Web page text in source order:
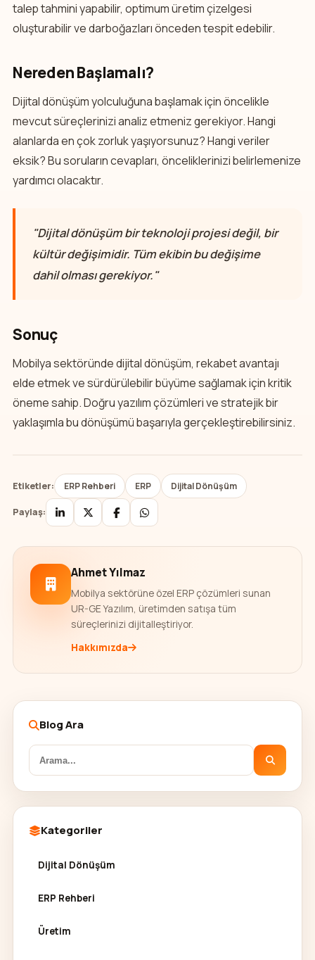
talep tahmini yapabilir, optimum üretim çizelgesi
oluşturabilir ve darboğazları önceden tespit edebilir.
Nereden Başlamalı?
Dijital dönüşüm yolculuğuna başlamak için öncelikle
mevcut süreçlerinizi analiz etmeniz gerekiyor. Hangi
alanlarda en çok zorluk yaşıyorsunuz? Hangi veriler
eksik? Bu soruların cevapları, önceliklerinizi belirlemenize
yardımcı olacaktır.
"Dijital dönüşüm bir teknoloji projesi değil, bir
kültür değişimidir. Tüm ekibin bu değişime
dahil olması gerekiyor."
Sonuç
Mobilya sektöründe dijital dönüşüm, rekabet avantajı
elde etmek ve sürdürülebilir büyüme sağlamak için kritik
öneme sahip. Doğru yazılım çözümleri ve stratejik bir
yaklaşımla bu dönüşümü başarıyla gerçekleştirebilirsiniz.
Etiketler: ERP Rehberi ERP Dijital Dönüşüm
Paylaş:
Ahmet Yılmaz
Mobilya sektörüne özel ERP çözümleri sunan
UR-GE Yazılım, üretimden satışa tüm
süreçlerinizi dijitalleştiriyor.
Hakkımızda
Blog Ara
Kategoriler
Dijital Dönüşüm
ERP Rehberi
Üretim